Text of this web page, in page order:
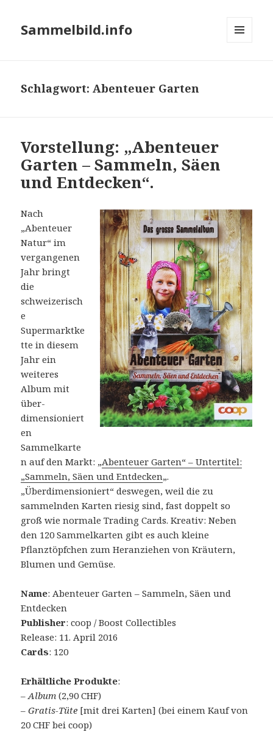
Sammelbild.info
Schlagwort:Abenteuer Garten
Vorstellung: „Abenteuer
Garten – Sammeln, Säen
und Entdecken“.
Nach
„Abenteuer
Natur“ im
vergangenen
Jahr bringt
die
schweizerisch
e
Supermarktke
tte in diesem
Jahr ein
weiteres
Album mit
über-
dimensioniert
en
Sammelkarte
n auf den Markt: „Abenteuer Garten“ – Untertitel:
„Sammeln, Säen und Entdecken„.
„Überdimensioniert“ deswegen, weil die zu
sammelnden Karten riesig sind, fast doppelt so
groß wie normale Trading Cards. Kreativ: Neben
den 120 Sammelkarten gibt es auch kleine
Pflanztöpfchen zum Heranziehen von Kräutern,
Blumen und Gemüse.
Name: Abenteuer Garten – Sammeln, Säen und
Entdecken
Publisher: coop / Boost Collectibles
Release: 11. April 2016
Cards: 120
Erhältliche Produkte:
–Album (2,90 CHF)
–Gratis-Tüte [mit drei Karten] (bei einem Kauf von
20 CHF bei coop)